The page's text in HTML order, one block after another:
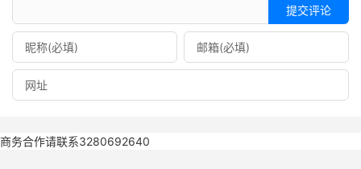
提交评论
商务合作请联系3280692640